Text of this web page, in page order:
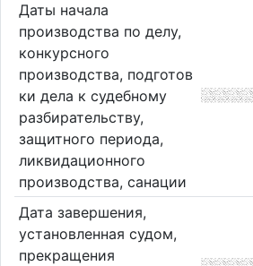
Даты начала
производства по делу,
конкурсного
производства, подготов
ки дела к судебному
разбирательству,
защитного периода,
ликвидационного
производства, санации
Дата завершения,
установленная судом,
прекращения